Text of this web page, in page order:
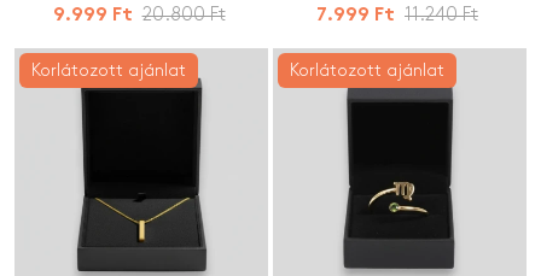
9.999 Ft 20.800 Ft 7.999 Ft 11.240 Ft
Korlátozott ajánlat Korlátozott ajánlat